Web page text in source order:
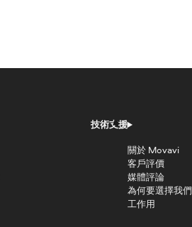
技術支援
關於 Movavi
客戶評價
媒體評論
為何要選擇我們
工作用